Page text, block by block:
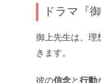
ドラマ『
御上先生は、理
きます。
彼の信念と 行動